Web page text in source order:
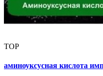
TOP
аминоуксусная кислота